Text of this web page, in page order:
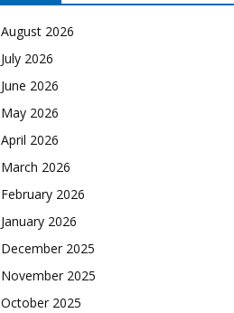
August 2026
July 2026
June 2026
May 2026
April 2026
March 2026
February 2026
January 2026
December 2025
November 2025
October 2025